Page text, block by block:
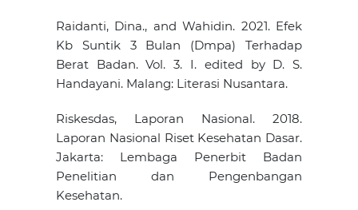
Raidanti, Dina., and Wahidin. 2021. Efek
Kb Suntik 3 Bulan (Dmpa) Terhadap
Berat Badan. Vol. 3. I. edited by D. S.
Handayani. Malang: Literasi Nusantara.
Riskesdas, Laporan Nasional. 2018.
Laporan Nasional Riset Kesehatan Dasar.
Jakarta: Lembaga Penerbit Badan
Penelitian dan Pengenbangan
Kesehatan.